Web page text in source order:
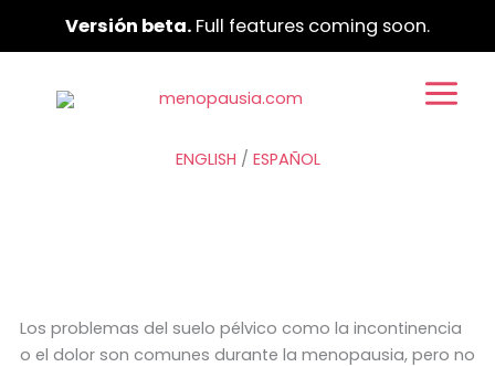
Versión beta. Full features coming soon.
ENGLISH / ESPAÑOL
Los problemas del suelo pélvico como la incontinencia
o el dolor son comunes durante la menopausia, pero no